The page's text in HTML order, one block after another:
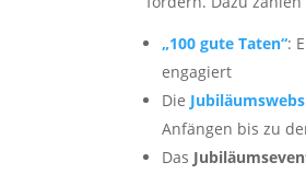
„100 gute Taten“:
engagiert
Die
Anfängen bis zu
Das